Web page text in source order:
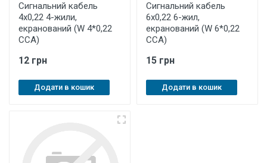
Сигнальний кабель
4х0,22 4-жили,
екранований (W 4*0,22
ССА)
12 грн
Додати в кошик
Сигнальний кабель
6х0,22 6-жил,
екранований (W 6*0,22
ССА)
15 грн
Додати в кошик